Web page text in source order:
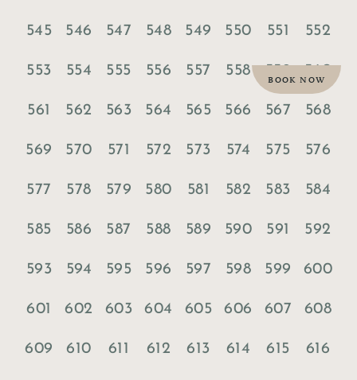
BOOK NOW
545 546 547 548 549 550 551 552
553 554 555 556 557 558
561 562 563 564 565 566 567 568
569 570 571 572 573 574 575 576
577 578 579 580 581 582 583 584
585 586 587 588 589 590 591 592
593 594 595 596 597 598 599 600
601 602 603 604 605 606 607 608
609 610 611 612 613 614 615 616